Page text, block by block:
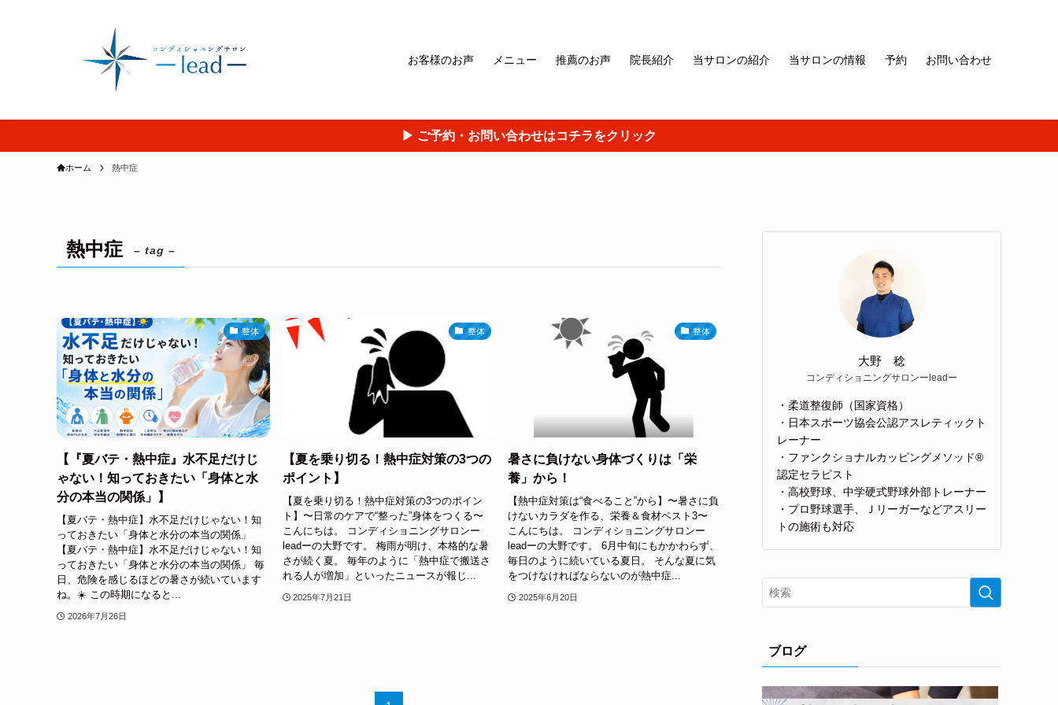
お客様のお声 メニュー 推薦のお声 院長紹介 当サロンの紹介 当サロンの情報 予約 お問い合わせ
▶︎ ご予約・お問い合わせはコチラをクリック
ホーム 熱中症
熱中症 – tag –
整体
【『夏バテ・熱中症』水不足だけじ
ゃない！知っておきたい「身体と水
分の本当の関係」】
【夏バテ・熱中症】水不足だけじゃない！知
っておきたい「身体と水分の本当の関係」
【夏バテ・熱中症】水不足だけじゃない！知
っておきたい「身体と水分の本当の関係」 毎
日、危険を感じるほどの暑さが続いています
ね。☀️ この時期になると...
2026年7月26日
整体
【夏を乗り切る！熱中症対策の3つの
ポイント】
【夏を乗り切る！熱中症対策の3つのポイン
ト】〜日常のケアで“整った”身体をつくる〜
こんにちは。 コンディショニングサロンー
leadーの大野です。 梅雨が明け、本格的な暑
さが続く夏。 毎年のように「熱中症で搬送さ
れる人が増加」といったニュースが報じ...
2025年7月21日
整体
暑さに負けない身体づくりは「栄
養」から！
【熱中症対策は“食べること”から】〜暑さに負
けないカラダを作る、栄養＆食材ベスト3〜
こんにちは。 コンディショニングサロンー
leadーの大野です。 6月中旬にもかかわらず、
毎日のように続いている夏日。 そんな夏に気
をつけなければならないのが熱中症...
2025年6月20日
大野 稔
コンディショニングサロンーleadー
・柔道整復師（国家資格）
・日本スポーツ協会公認アスレティックト
レーナー
・ファンクショナルカッピングメソッド®
認定セラピスト
・高校野球、中学硬式野球外部トレーナー
・プロ野球選手、Ｊリーガーなどアスリー
トの施術も対応
ブログ